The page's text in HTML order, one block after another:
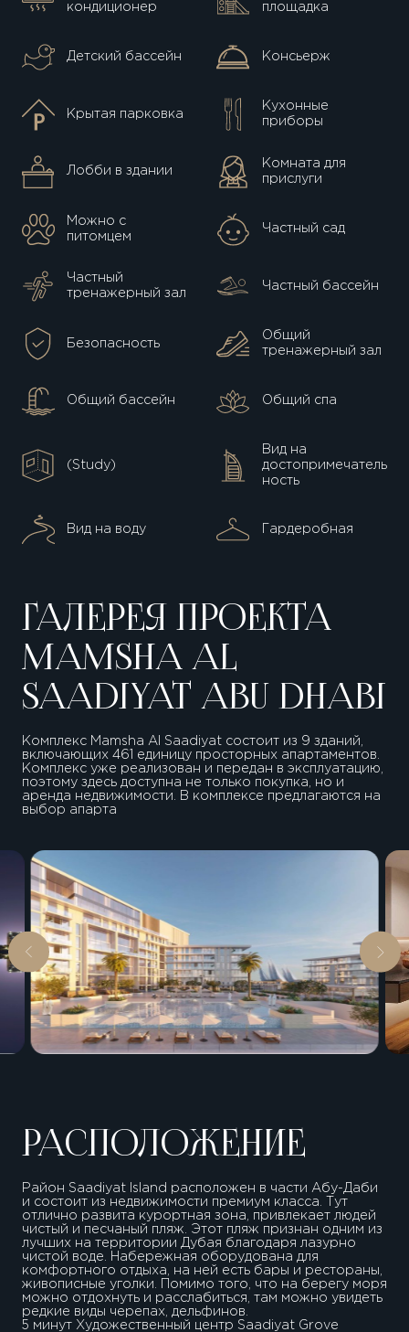
кондиционер площадка
Детский бассейн Консьерж
Крытая парковка
Кухонные
приборы
Лобби в здании
Комната для
прислуги
Можно с
питомцем
Частный сад
Частный
тренажерный зал
Частный бассейн
Безопасность
Общий
тренажерный зал
Общий бассейн Общий спа
(Study)
Вид на
достопримечатель
ность
Вид на воду Гардеробная
ГАЛЕРЕЯ ПРОЕКТА
MAMSHA AL
SAADIYAT ABU DHABI
Комплекс Mamsha Al Saadiyat состоит из 9 зданий,
включающих 461 единицу просторных апартаментов.
Комплекс уже реализован и передан в эксплуатацию,
поэтому здесь доступна не только покупка, но и
аренда недвижимости. В комплексе предлагаются на
выбор апарта
РАСПОЛОЖЕНИЕ
Район Saadiyat Island расположен в части Абу-Даби
и состоит из недвижимости премиум класса. Тут
отлично развита курортная зона, привлекает людей
чистый и песчаный пляж. Этот пляж признан одним из
лучших на территории Дубая благодаря лазурно
чистой воде. Набережная оборудована для
комфортного отдыха, на ней есть бары и рестораны,
живописные уголки. Помимо того, что на берегу моря
можно отдохнуть и расслабиться, там можно увидеть
редкие виды черепах, дельфинов.
5 минут Художественный центр Saadiyat Grove